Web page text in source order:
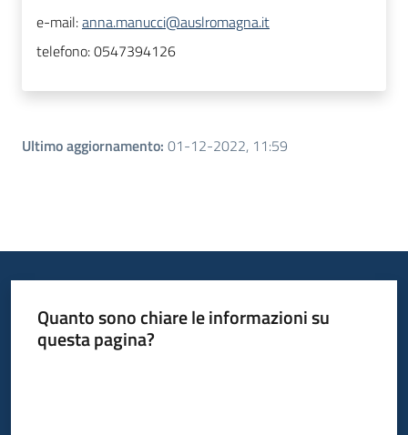
e-mail:anna.manucci@auslromagna.it
telefono:0547394126
Ultimo aggiornamento: 01-12-2022, 11:59
Quanto sono chiare le informazioni su
questa pagina?